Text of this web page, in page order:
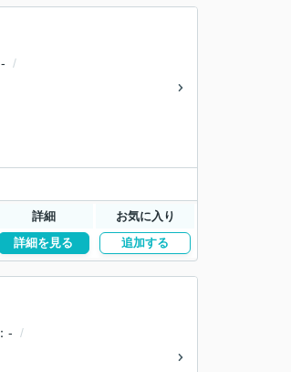
-
詳細 お気に入り
詳細を見る 追加する
-